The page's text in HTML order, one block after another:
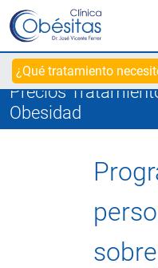
¿Qué tratamiento
Precios
Obesidad